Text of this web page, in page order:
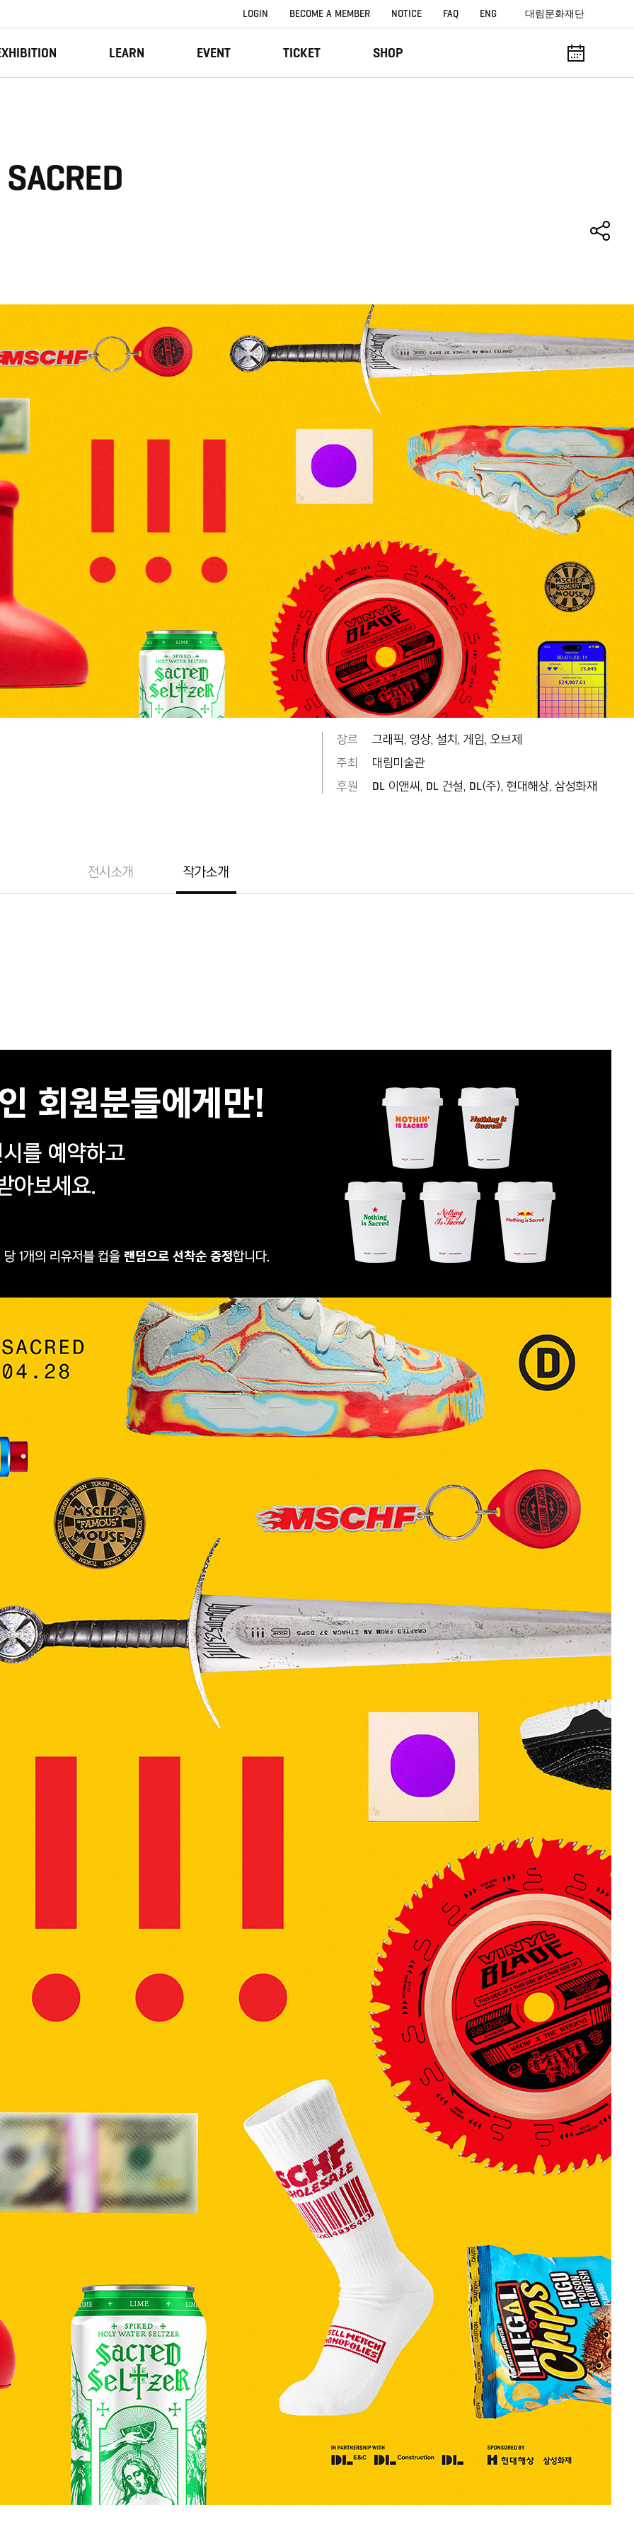
LOGIN BECOME A MEMBER NOTICE FAQ ENG 대림문화재단
LEARN EVENT TICKET SHOP
장르
그래픽, 영상, 설치, 게임, 오브제
주최
대림미술관
후원
DL 이앤씨, DL 건설, DL(주), 현대해상, 삼성화재
전시소개 작가소개